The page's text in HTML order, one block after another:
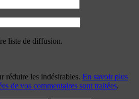
liste de diffusion.
réduire les indésirables. En savoir plus
de vos commentaires sont traitées.